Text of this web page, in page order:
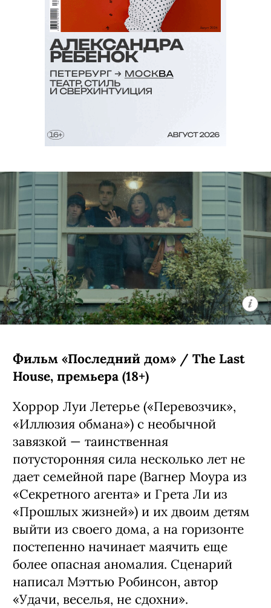
Фильм «Последний дом» / The Last
House, премьера (18+)
Хоррор Луи Летерье («Перевозчик»,
«Иллюзия обмана») с необычной
завязкой — таинственная
потусторонняя сила несколько лет не
дает семейной паре (Вагнер Моура из
«Секретного агента» и Грета Ли из
«Прошлых жизней») и их двоим детям
выйти из своего дома, а на горизонте
постепенно начинает маячить еще
более опасная аномалия. Сценарий
написал Мэттью Робинсон, автор
«Удачи, веселья, не сдохни».